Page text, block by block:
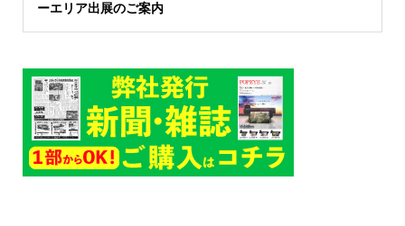
ーエリア出展のご案内